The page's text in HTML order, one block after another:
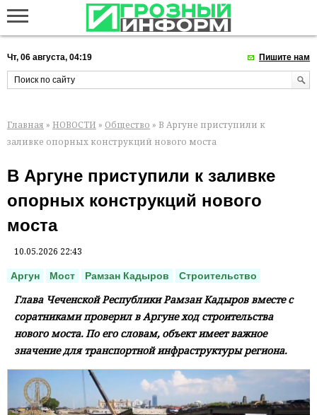
Чт, 06 августа, 04:19 Пишите нам
Главная » НОВОСТИ » Общество » В Аргуне приступили к
заливке опорных конструкций нового моста
В Аргуне приступили к заливке
опорных конструкций нового
моста
10.05.2026 22:43
Аргун Мост Рамзан Кадыров Строительство
Глава Чеченской Республики Рамзан Кадыров вместе с
соратниками проверил в Аргуне ход строительства
нового моста. По его словам, объект имеет важное
значение для транспортной инфраструктуры региона.